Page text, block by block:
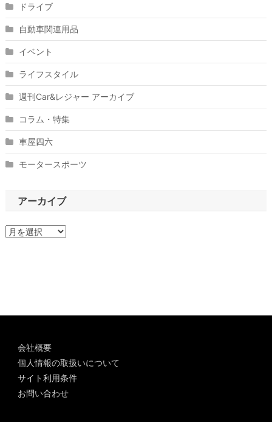
ドライブ
自動車関連用品
イベント
ライフスタイル
週刊Car&レジャー アーカイブ
コラム・特集
車屋四六
モータースポーツ
アーカイブ
ア
会社概要
個人情報の取扱いについて
サイト利用条件
お問い合わせ